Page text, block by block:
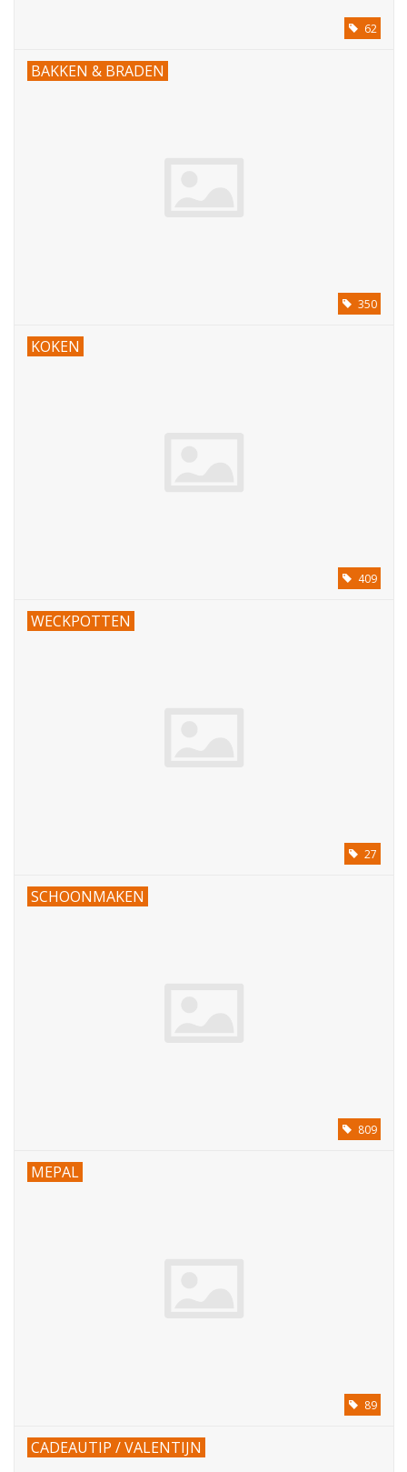
62
BAKKEN & BRADEN
350
KOKEN
409
WECKPOTTEN
27
SCHOONMAKEN
809
MEPAL
89
CADEAUTIP / VALENTIJN